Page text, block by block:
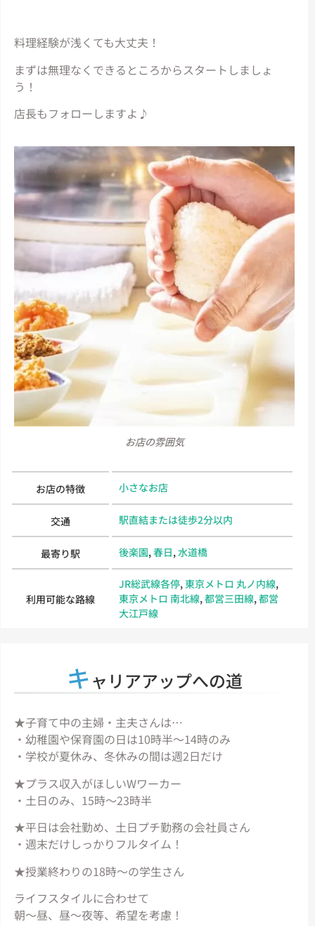
料理経験が浅くても大丈夫！
まずは無理なくできるところからスタートしましょ
う！
店長もフォローしますよ♪
お店の雰囲気
お店の特徴 小さなお店
交通 駅直結または徒歩2分以内
最寄り駅 後楽園,春日,水道橋
利用可能な路線
JR総武線各停, 東京メトロ 丸ノ内線,
東京メトロ 南北線,都営三田線,都営
大江戸線
キャリアアップへの道
★子育て中の主婦・主夫さんは…
・幼稚園や保育園の日は10時半～14時のみ
・学校が夏休み、冬休みの間は週2日だけ
★プラス収入がほしいWワーカー
・土日のみ、15時～23時半
★平日は会社勤め、土日プチ勤務の会社員さん
・週末だけしっかりフルタイム！
★授業終わりの18時～の学生さん
ライフスタイルに合わせて
朝～昼、昼～夜等、希望を考慮！